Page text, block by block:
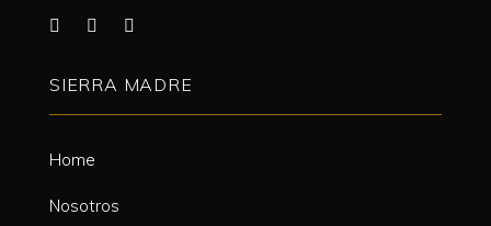
SIERRA MADRE
Home
Nosotros